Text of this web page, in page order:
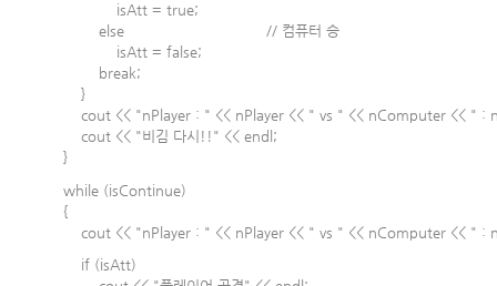
isAtt = true;
else // 컴퓨터 승
isAtt = false;
break;
}
cout << "nPlayer : " << nPlayer << " vs " << nComputer << " :
cout << "비김 다시!!" << endl;
}
while (isContinue)
{
cout << "nPlayer : " << nPlayer << " vs " << nComputer << " :
if (isAtt)